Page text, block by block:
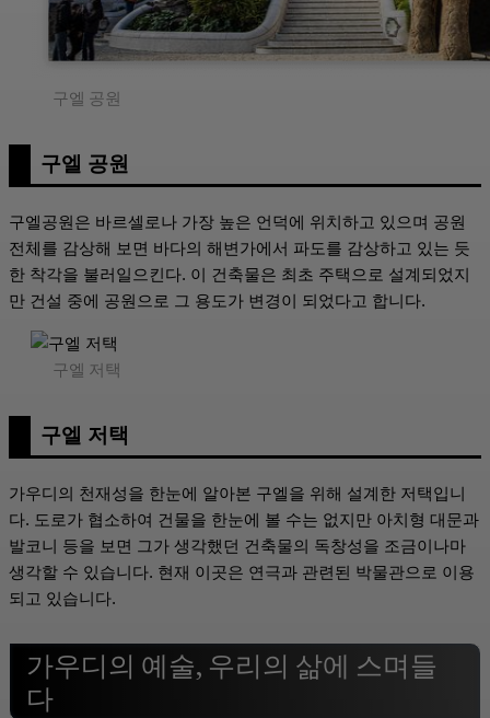
구엘 공원
구엘 공원
구엘공원은 바르셀로나 가장 높은 언덕에 위치하고 있으며 공원
전체를 감상해 보면 바다의 해변가에서 파도를 감상하고 있는 듯
한 착각을 불러일으킨다. 이 건축물은 최초 주택으로 설계되었지
만 건설 중에 공원으로 그 용도가 변경이 되었다고 합니다.
구엘 저택
구엘 저택
가우디의 천재성을 한눈에 알아본 구엘을 위해 설계한 저택입니
다. 도로가 협소하여 건물을 한눈에 볼 수는 없지만 아치형 대문과
발코니 등을 보면 그가 생각했던 건축물의 독창성을 조금이나마
생각할 수 있습니다. 현재 이곳은 연극과 관련된 박물관으로 이용
되고 있습니다.
가우디의 예술, 우리의 삶에 스며들
다